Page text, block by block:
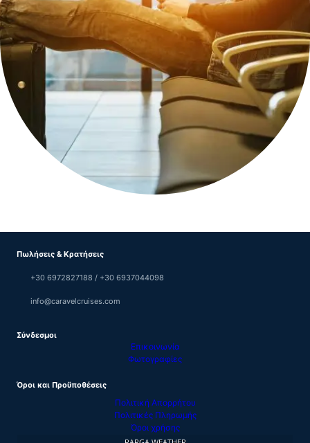
Πωλήσεις & Κρατήσεις
+30 6972827188 / +30 6937044098
info@caravelcruises.com
Σύνδεσμοι
Επικοινωνία
Φωτογραφίες
Όροι και Προϋποθέσεις
Πολιτική Απορρήτου
Πολιτικές Πληρωμής
Όροι χρήσης